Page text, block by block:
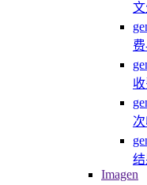
文
结
Imagen